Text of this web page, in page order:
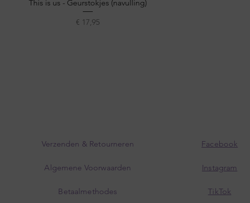
Snel overzicht
This is us - Geurstokjes (navulling)
Prijs
€ 17,95
Verzenden & Retourneren
Algemene Voorwaarden
Betaalmethodes
Facebook
Instagram
TikTok